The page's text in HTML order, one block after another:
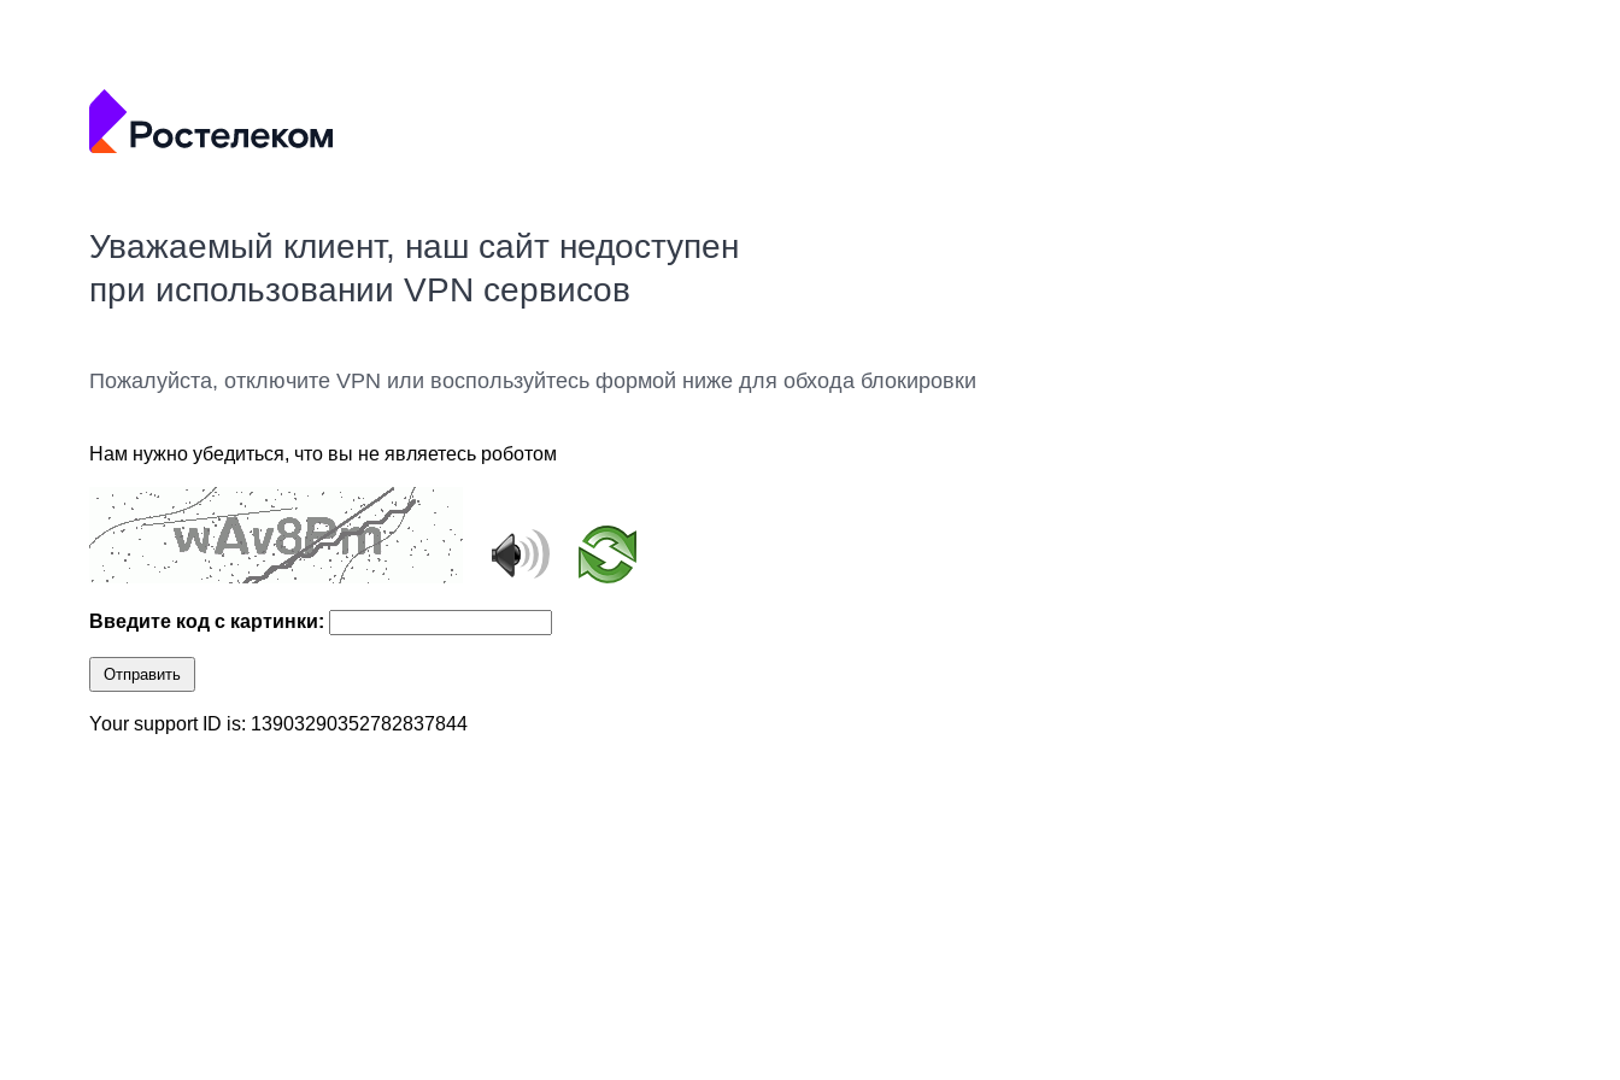
Уважаемый клиент, наш сайт недоступен
при использовании VPN сервисов
Пожалуйста, отключите VPN или воспользуйтесь формой ниже для обхода блокировки
Нам нужно убедиться, что вы не являетесь роботом
Введите код с картинки:
Отправить
Your support ID is: 13903290352782837844